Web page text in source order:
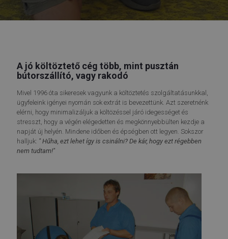
A jó költöztető cég több, mint pusztán
bútorszállító, vagy rakodó
Mivel 1996 óta sikeresek vagyunk a költöztetés szolgáltatásunkkal,
ügyfeleink igényei nyomán sok extrát is bevezettünk. Azt szeretnénk
elérni, hogy minimalizáljuk a költözéssel járó idegességet és
stresszt, hogy a végén elégedetten és megkönnyebbülten kezdje a
napját új helyén. Mindene időben és épségben ott legyen. Sokszor
halljuk: " Hűha, ezt lehet így is csinálni? De kár, hogy ezt régebben
nem tudtam!"